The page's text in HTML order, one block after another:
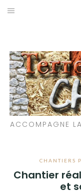
Aller
ACCOMPAGNE
CHANTIERS
Chantier
et
PARTICIPATIFS
CHANTIERS RÉALISÉS
QUE PROPOSONS-